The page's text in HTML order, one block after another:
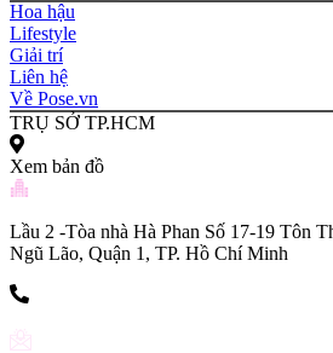
Hoa hậu
Lifestyle
Giải trí
Liên hệ
Về Pose.vn
TRỤ SỞ TP.HCM
Xem bản đồ
Lầu 2 -Tòa nhà Hà Phan Số 17-19 Tôn
Ngũ Lão, Quận 1, TP. Hồ Chí Minh